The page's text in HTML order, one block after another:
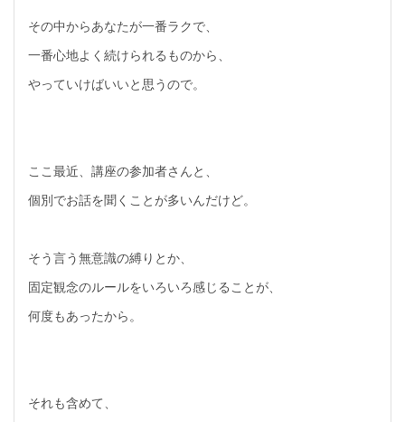
その中からあなたが一番ラクで、
一番心地よく続けられるものから、
やっていけばいいと思うので。
ここ最近、講座の参加者さんと、
個別でお話を聞くことが多いんだけど。
そう言う無意識の縛りとか、
固定観念のルールをいろいろ感じることが、
何度もあったから。
それも含めて、